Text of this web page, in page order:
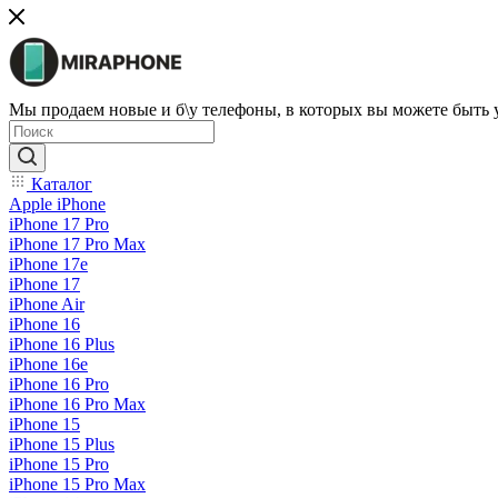
Мы продаем новые и б\у телефоны, в которых вы можете быть
Каталог
Apple iPhone
iPhone 17 Pro
iPhone 17 Pro Max
iPhone 17e
iPhone 17
iPhone Air
iPhone 16
iPhone 16 Plus
iPhone 16e
iPhone 16 Pro
iPhone 16 Pro Max
iPhone 15
iPhone 15 Plus
iPhone 15 Pro
iPhone 15 Pro Max